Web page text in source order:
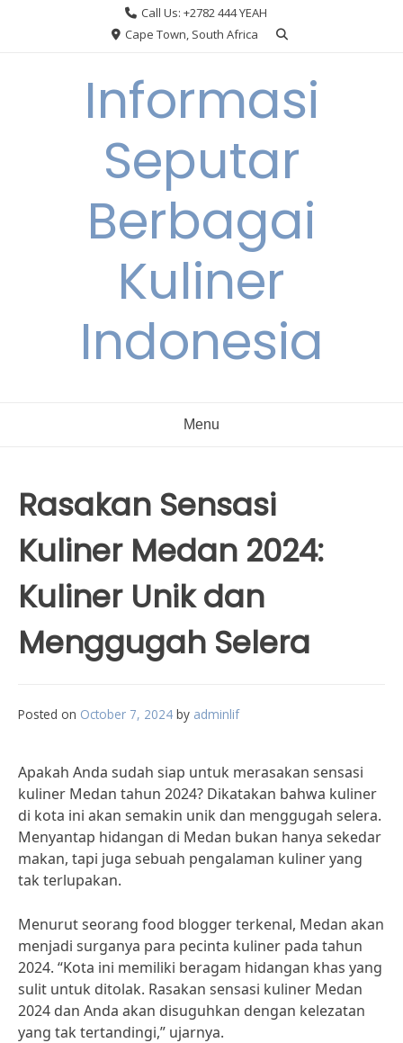
Call Us: +2782 444 YEAH
Cape Town, South Africa
Informasi
Seputar
Berbagai
Kuliner
Indonesia
Menu
Rasakan Sensasi
Kuliner Medan 2024:
Kuliner Unik dan
Menggugah Selera
Posted on October 7, 2024 by adminlif
Apakah Anda sudah siap untuk merasakan sensasi
kuliner Medan tahun 2024? Dikatakan bahwa kuliner
di kota ini akan semakin unik dan menggugah selera.
Menyantap hidangan di Medan bukan hanya sekedar
makan, tapi juga sebuah pengalaman kuliner yang
tak terlupakan.
Menurut seorang food blogger terkenal, Medan akan
menjadi surganya para pecinta kuliner pada tahun
2024. “Kota ini memiliki beragam hidangan khas yang
sulit untuk ditolak. Rasakan sensasi kuliner Medan
2024 dan Anda akan disuguhkan dengan kelezatan
yang tak tertandingi,” ujarnya.